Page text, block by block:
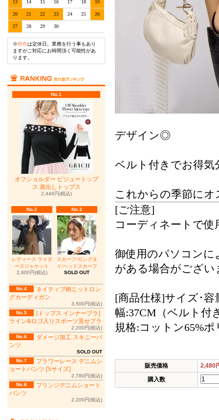
13 14 15 16 17 18 19
20 21 22 23 24 25 26
27 28 29 30
※橙色は定休日。業務を行う事もあり
ますがご対応にお時間頂く可能性があ
ります。
No.1
オフショルダー ビジュートップ
ス 肩出しトップス
2,440円(税込)
No.2
レディース ライダ
ースジャケット
2,800円(税込)
No.3
スカーフ/ロングタ
イ/ヘッドスカーフ
SOLD OUT
No.4
ネイティブ柄ニットロン
グカーディガン
3,500円(税込)
No.5
[トップス インナーブラ]
ライン&ロゴ入りスポーツ見せブラ
2,200円(税込)
No.6
ダメージ加工 スキニーパ
ンツ
SOLD OUT
No.7
フラワーレース デニムシ
ョートパンツ [Sサイズ]
2,780円(税込)
No.8
フリンジデニムショート
パンツ
2,200円(税込)
デザイン◎
ベルト付きでお得気
これからの季節に
[ご注意]
コーディネートで
御使用のパソコンに
がある場合がござ
[商品仕様]サイズ･容
幅:37CM（ベルト付
規格:コットン65%
販売価格
2,480
購入数